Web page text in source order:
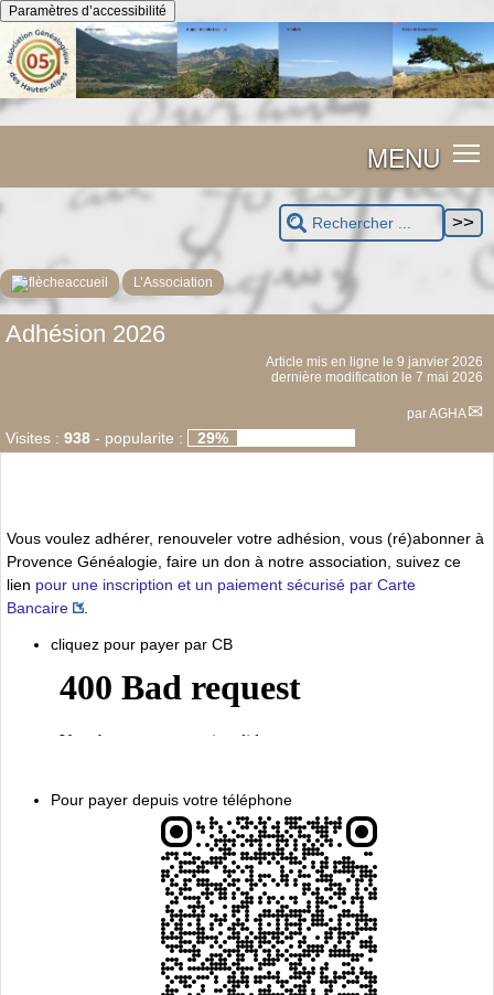
Panneau de gestion des cookies
Paramètres d’accessibilité
MENU
accueil L’Association
Adhésion 2026
Article mis en ligne le 9 janvier 2026
dernière modification le 7 mai 2026
parAGHA
Visites : 938 - popularite : 29%
Vous voulez adhérer, renouveler votre adhésion, vous (ré)abonner à
Provence Généalogie, faire un don à notre association, suivez ce
lien pour une inscription et un paiement sécurisé par Carte
Bancaire
cliquez pour payer par CB
Pour payer depuis votre téléphone